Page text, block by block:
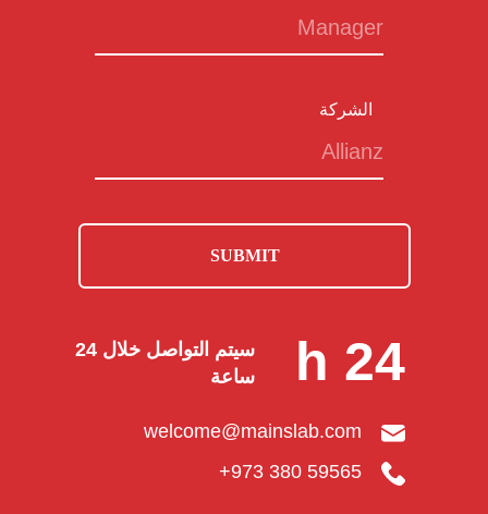
h 24
سيتم التواصل خلال 24
ساعة
welcome@mainslab.com
+973 380 59565
الشركة
SUBMIT